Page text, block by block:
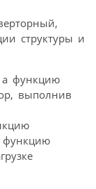
структуры и
а функцию
выполнив
функцию